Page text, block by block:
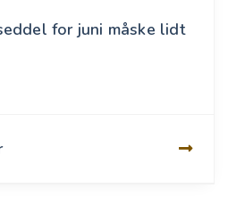
for juni måske lidt